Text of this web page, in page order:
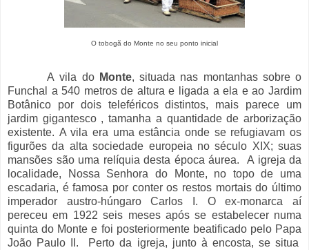
O tobogã do Monte no seu ponto inicial
A vila do Monte, situada nas montanhas sobre o
Funchal a 540 metros de altura e ligada a ela e ao Jardim
Botânico por dois teleféricos distintos, mais parece um
jardim gigantesco , tamanha a quantidade de arborização
existente. A vila era uma estância onde se refugiavam os
figurões da alta sociedade europeia no século XIX; suas
mansões são uma relíquia desta época áurea. A igreja da
localidade, Nossa Senhora do Monte, no topo de uma
escadaria, é famosa por conter os restos mortais do último
imperador austro-húngaro Carlos I. O ex-monarca aí
pereceu em 1922 seis meses após se estabelecer numa
quinta do Monte e foi posteriormente beatificado pelo Papa
João Paulo II. Perto da igreja, junto à encosta, se situa